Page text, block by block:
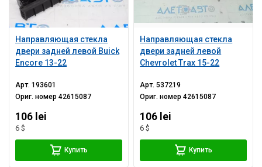
Направляющая стекла
двери задней левой Buick
Encore 13-22
Арт.193601
Ориг. номер42615087
106 lei
6 $
Купить
Направляющая стекла
двери задней левой
Chevrolet Trax 15-22
Арт.537219
Ориг. номер42615087
106 lei
6 $
Купить